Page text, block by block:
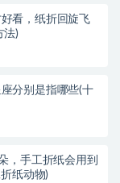
看，纸折回旋飞
法)
分别是指哪些(十
，手工折纸会用到
纸动物)